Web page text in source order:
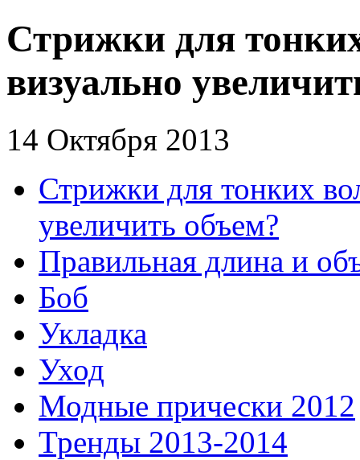
Стрижки для
визуально
14 Октября 2013
Стрижки для тонких
увеличить объем?
Правильная длина и
Боб
Укладка
Уход
Модные прически 2012
Тренды 2013-2014